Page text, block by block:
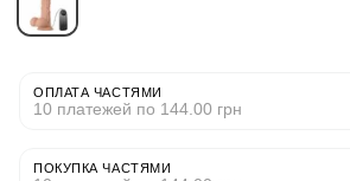
ОПЛАТА ЧАСТЯМИ
10 платежей по 144.00 грн
ПОКУПКА ЧАСТЯМИ